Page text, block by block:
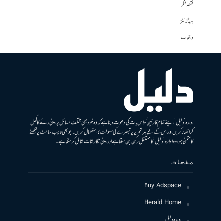
نقطہ نظر
ہیڈلائنز
واقعات
ادارہ ’دلیل‘ اپنے تمام قارئین کو اس بات کی دعوت دیتا ہے کہ وہ خود بھی مختلف مسائل پر اپنی رائے کا کھل
کر اظہار کریں اور اس کے لیے ہر تحریر پر تبصرے کی سہولت کا استعمال کریں۔ جو بھی ویب سائٹ پر لکھنے
کا متمنی ہو، وہ ادارہ ’دلیل‘ کا مستقل رکن بن سکتا ہے اور اپنی نگارشات شامل کرسکتا ہے۔
صفحات
Buy Adspace
Herald Home